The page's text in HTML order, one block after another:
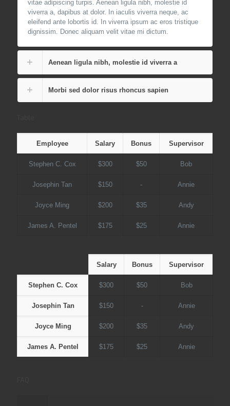
vitae adipiscing turpis. Aenean ligula nibh, molestie id
viverra a, dapibus at dolor. In iaculis viverra neque, ac
eleifend ante lobortis id. In viverra ipsum ac eros tristique
dignissim. Donec aliquam velit vitae mi dictum.
Aenean ligula nibh, molestie id viverra a
Morbi sed dolor risus rhoncus sapien
Employee Salary Bonus Supervisor
Stephen C. Cox $300 $50 Bob
Josephin Tan $150 - Annie
Joyce Ming $200 $35 Andy
James A. Pentel $175 $25 Annie
Salary Bonus Supervisor
Stephen C. Cox $300 $50 Bob
Josephin Tan $150 - Annie
Joyce Ming $200 $35 Andy
James A. Pentel $175 $25 Annie